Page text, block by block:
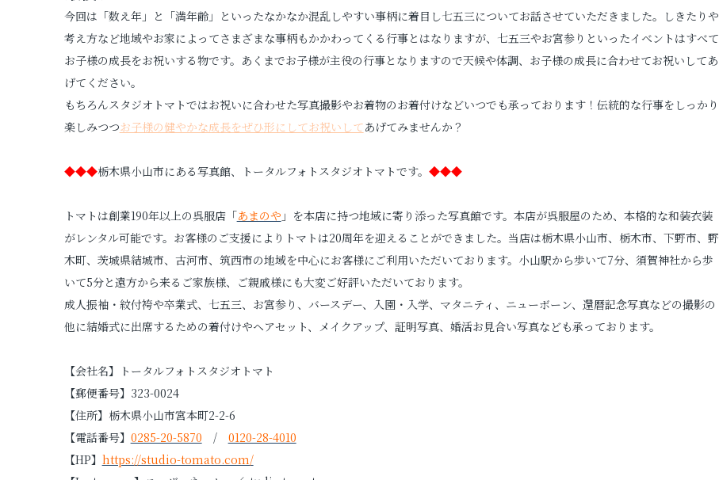
今回は「数え年」と「満年齢」といったなかなか混乱しやすい事柄に着目し七五三についてお話させていただきました。しきたりや
考え方など地域やお家によってさまざまな事柄もかかわってくる行事とはなりますが、七五三やお宮参りといったイベントはすべて
お子様の成長をお祝いする物です。あくまでお子様が主役の行事となりますので天候や体調、お子様の成長に合わせてお祝いしてあ
げてください。
もちろんスタジオトマトではお祝いに合わせた写真撮影やお着物のお着付けなどいつでも承っております！伝統的な行事をしっかり
楽しみつつお子様の健やかな成長をぜひ形にしてお祝いしてあげてみませんか？
◆◆◆栃木県小山市にある写真館、トータルフォトスタジオトマトです。 ◆◆◆
トマトは創業190年以上の呉服店「あまのや 」を本店に持つ地域に寄り添った写真館です。本店が呉服屋のため、本格的な和装衣装
がレンタル可能です。お客様のご支援によりトマトは20周年を迎えることができました。当店は栃木県小山市、栃木市、下野市、野
木町、茨城県結城市、古河市、筑西市の地域を中心にお客様にご利用いただいております。小山駅から歩いて7分、須賀神社から歩
いて5分と遠方から来るご家族様、ご親戚様にも大変ご好評いただいております。
成人振袖・紋付袴や卒業式、七五三、お宮参り、バースデー、入園・入学、マタニティ、ニューボーン、還暦記念写真などの撮影の
他に結婚式に出席するための着付けやヘアセット、メイクアップ、証明写真、婚活お見合い写真なども承っております。
【会社名】トータルフォトスタジオトマト
【郵便番号】323-0024
【住所】栃木県小山市宮本町2-2-6
【電話番号】 0285-20-5870 / 0120-28-4010
【HP】 https://studio-tomato.com/